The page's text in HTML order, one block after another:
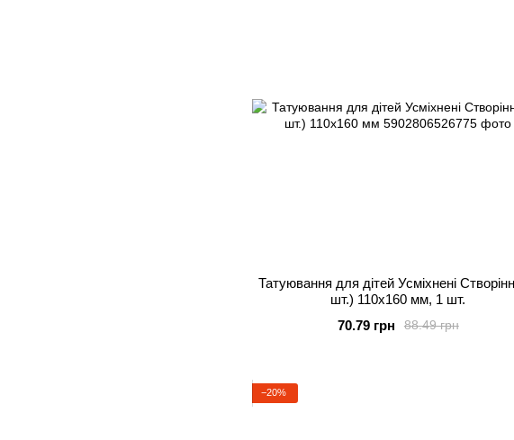
Татуювання для дітей Усміхнені
шт.) 110х160 мм, 1 шт.
88.49 грн
70.79 грн
−20%